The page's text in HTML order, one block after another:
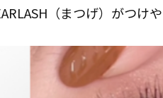
（まつげ）がつけや